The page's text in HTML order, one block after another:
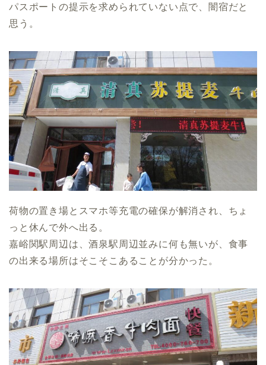
パスポートの提示を求められていない点で、闇宿だと
思う。
荷物の置き場とスマホ等充電の確保が解消され、ちょ
っと休んで外へ出る。
嘉峪関駅周辺は、酒泉駅周辺並みに何も無いが、食事
の出来る場所はそこそこあることが分かった。